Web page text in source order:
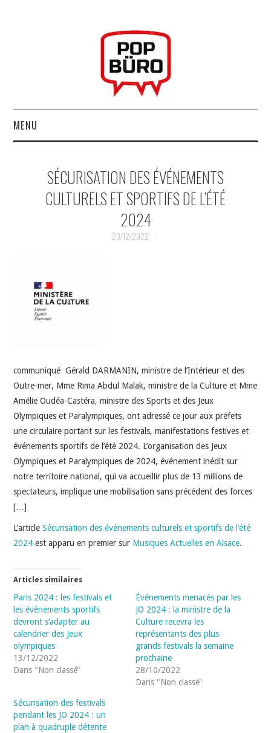
MENU
MUSIQUESACTUELLES.NET
INDÉPENDANTS
DOKO
SÉCURISATION DES ÉVÉNEMENTS
CULTURELS ET SPORTIFS DE L’ÉTÉ
2024
23/12/2022
communiqué Gérald DARMANIN, ministre de l’Intérieur et des
Outre-mer, Mme Rima Abdul Malak, ministre de la Culture et Mme
Amélie Oudéa-Castéra, ministre des Sports et des Jeux
Olympiques et Paralympiques, ont adressé ce jour aux préfets
une circulaire portant sur les festivals, manifestations festives et
événements sportifs de l’été 2024. L’organisation des Jeux
Olympiques et Paralympiques de 2024, événement inédit sur
notre territoire national, qui va accueillir plus de 13 millions de
spectateurs, implique une mobilisation sans précédent des forces
[…]
L’articleSécurisation des événements culturels et sportifs de l’été
2024 est apparu en premier sur Musiques Actuelles en Alsace.
Articles similaires
Paris 2024 : les festivals et
les événements sportifs
devront s’adapter au
calendrier des Jeux
olympiques
13/12/2022
Dans "Non classé"
Événements menacés par les
JO 2024 : la ministre de la
Culture recevra les
représentants des plus
grands festivals la semaine
prochaine
28/10/2022
Dans "Non classé"
Sécurisation des festivals
pendant les JO 2024 : un
plan à quadruple détente